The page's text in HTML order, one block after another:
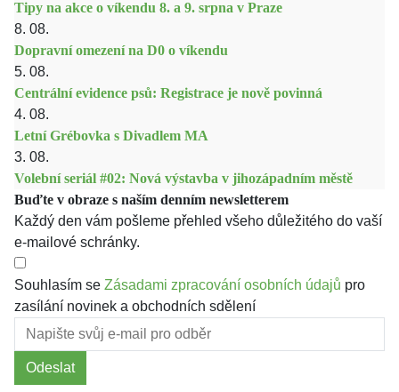
Tipy na akce o víkendu 8. a 9. srpna v Praze
8. 08.
Dopravní omezení na D0 o víkendu
5. 08.
Centrální evidence psů: Registrace je nově povinná
4. 08.
Letní Grébovka s Divadlem MA
3. 08.
Volební seriál #02: Nová výstavba v jihozápadním městě
Buďte v obraze s naším denním newsletterem
Každý den vám pošleme přehled všeho důležitého do vaší
e-mailové schránky.
Souhlasím se Zásadami zpracování osobních údajů pro
zasílání novinek a obchodních sdělení
Odeslat